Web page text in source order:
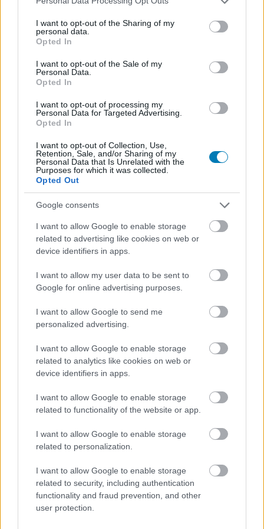
not limited to your visit or usage behaviour. You may click to
grant or deny consent to Google and its third-party tags to
use your data for below specified purposes in below Google
consent section.
I want to opt-out of the Sharing of my
personal data.
Opted In
I want to opt-out of the Sale of my
Personal Data.
Opted In
I want to opt-out of processing my
Personal Data for Targeted Advertising.
Opted In
I want to opt-out of Collection, Use,
Retention, Sale, and/or Sharing of my
Personal Data that Is Unrelated with the
Purposes for which it was collected.
Opted Out
Google consents
I want to allow Google to enable storage
related to advertising like cookies on web or
device identifiers in apps.
I want to allow my user data to be sent to
Google for online advertising purposes.
I want to allow Google to send me
personalized advertising.
I want to allow Google to enable storage
related to analytics like cookies on web or
device identifiers in apps.
I want to allow Google to enable storage
related to functionality of the website or app.
I want to allow Google to enable storage
related to personalization.
I want to allow Google to enable storage
related to security, including authentication
functionality and fraud prevention, and other
user protection.
Trailert és premierdátumot
kapott az Apple TV+
leglátványosabb sci-fi
sorozatának új évada
Chavalier|2025 május 8. 12:14
Harmadszor is a képernyő elé szögezi a
tudományos fantasztikumért és Isaac Asimov
munkásságáért rajongó nézőket az Alapítvány.
80.09%
Végre megérkezett az első előzetes az Alapítvány
párhuzamosan a premier időpontját is elárulta: július 11-
étől ismét elmerülhetünk Isaac Asimov monumentális
űreposzának tévés adaptációjában. A 2021-es első és a
2023-as második szezon után közel két év szünet
következett, de most újra mozgásba lendülnek a figurák
az intergalaktikus sakktáblán, méghozzá heti bontásban
egészen szeptember 12-éig.
A történet több mint száz évet ugrik előre: a Alapítvány
immár szilárdan beágyazódott a galaxis szövetébe, míg
hatalmi vákuumban egy új fenyegetés bontogatja
szárnyait: a Mule, egy háborút szító vezér, aki katonai
erővel és elme manipulációjával készül leigázni az ismert
univerzumot. A túlélésért folytatott játszma résztvevői
között ott van Hari Seldon (Jared Harris), Gaal Dornick
(Lou Llobell), a Cleon-klónok (Lee Pace) és a titokzatos